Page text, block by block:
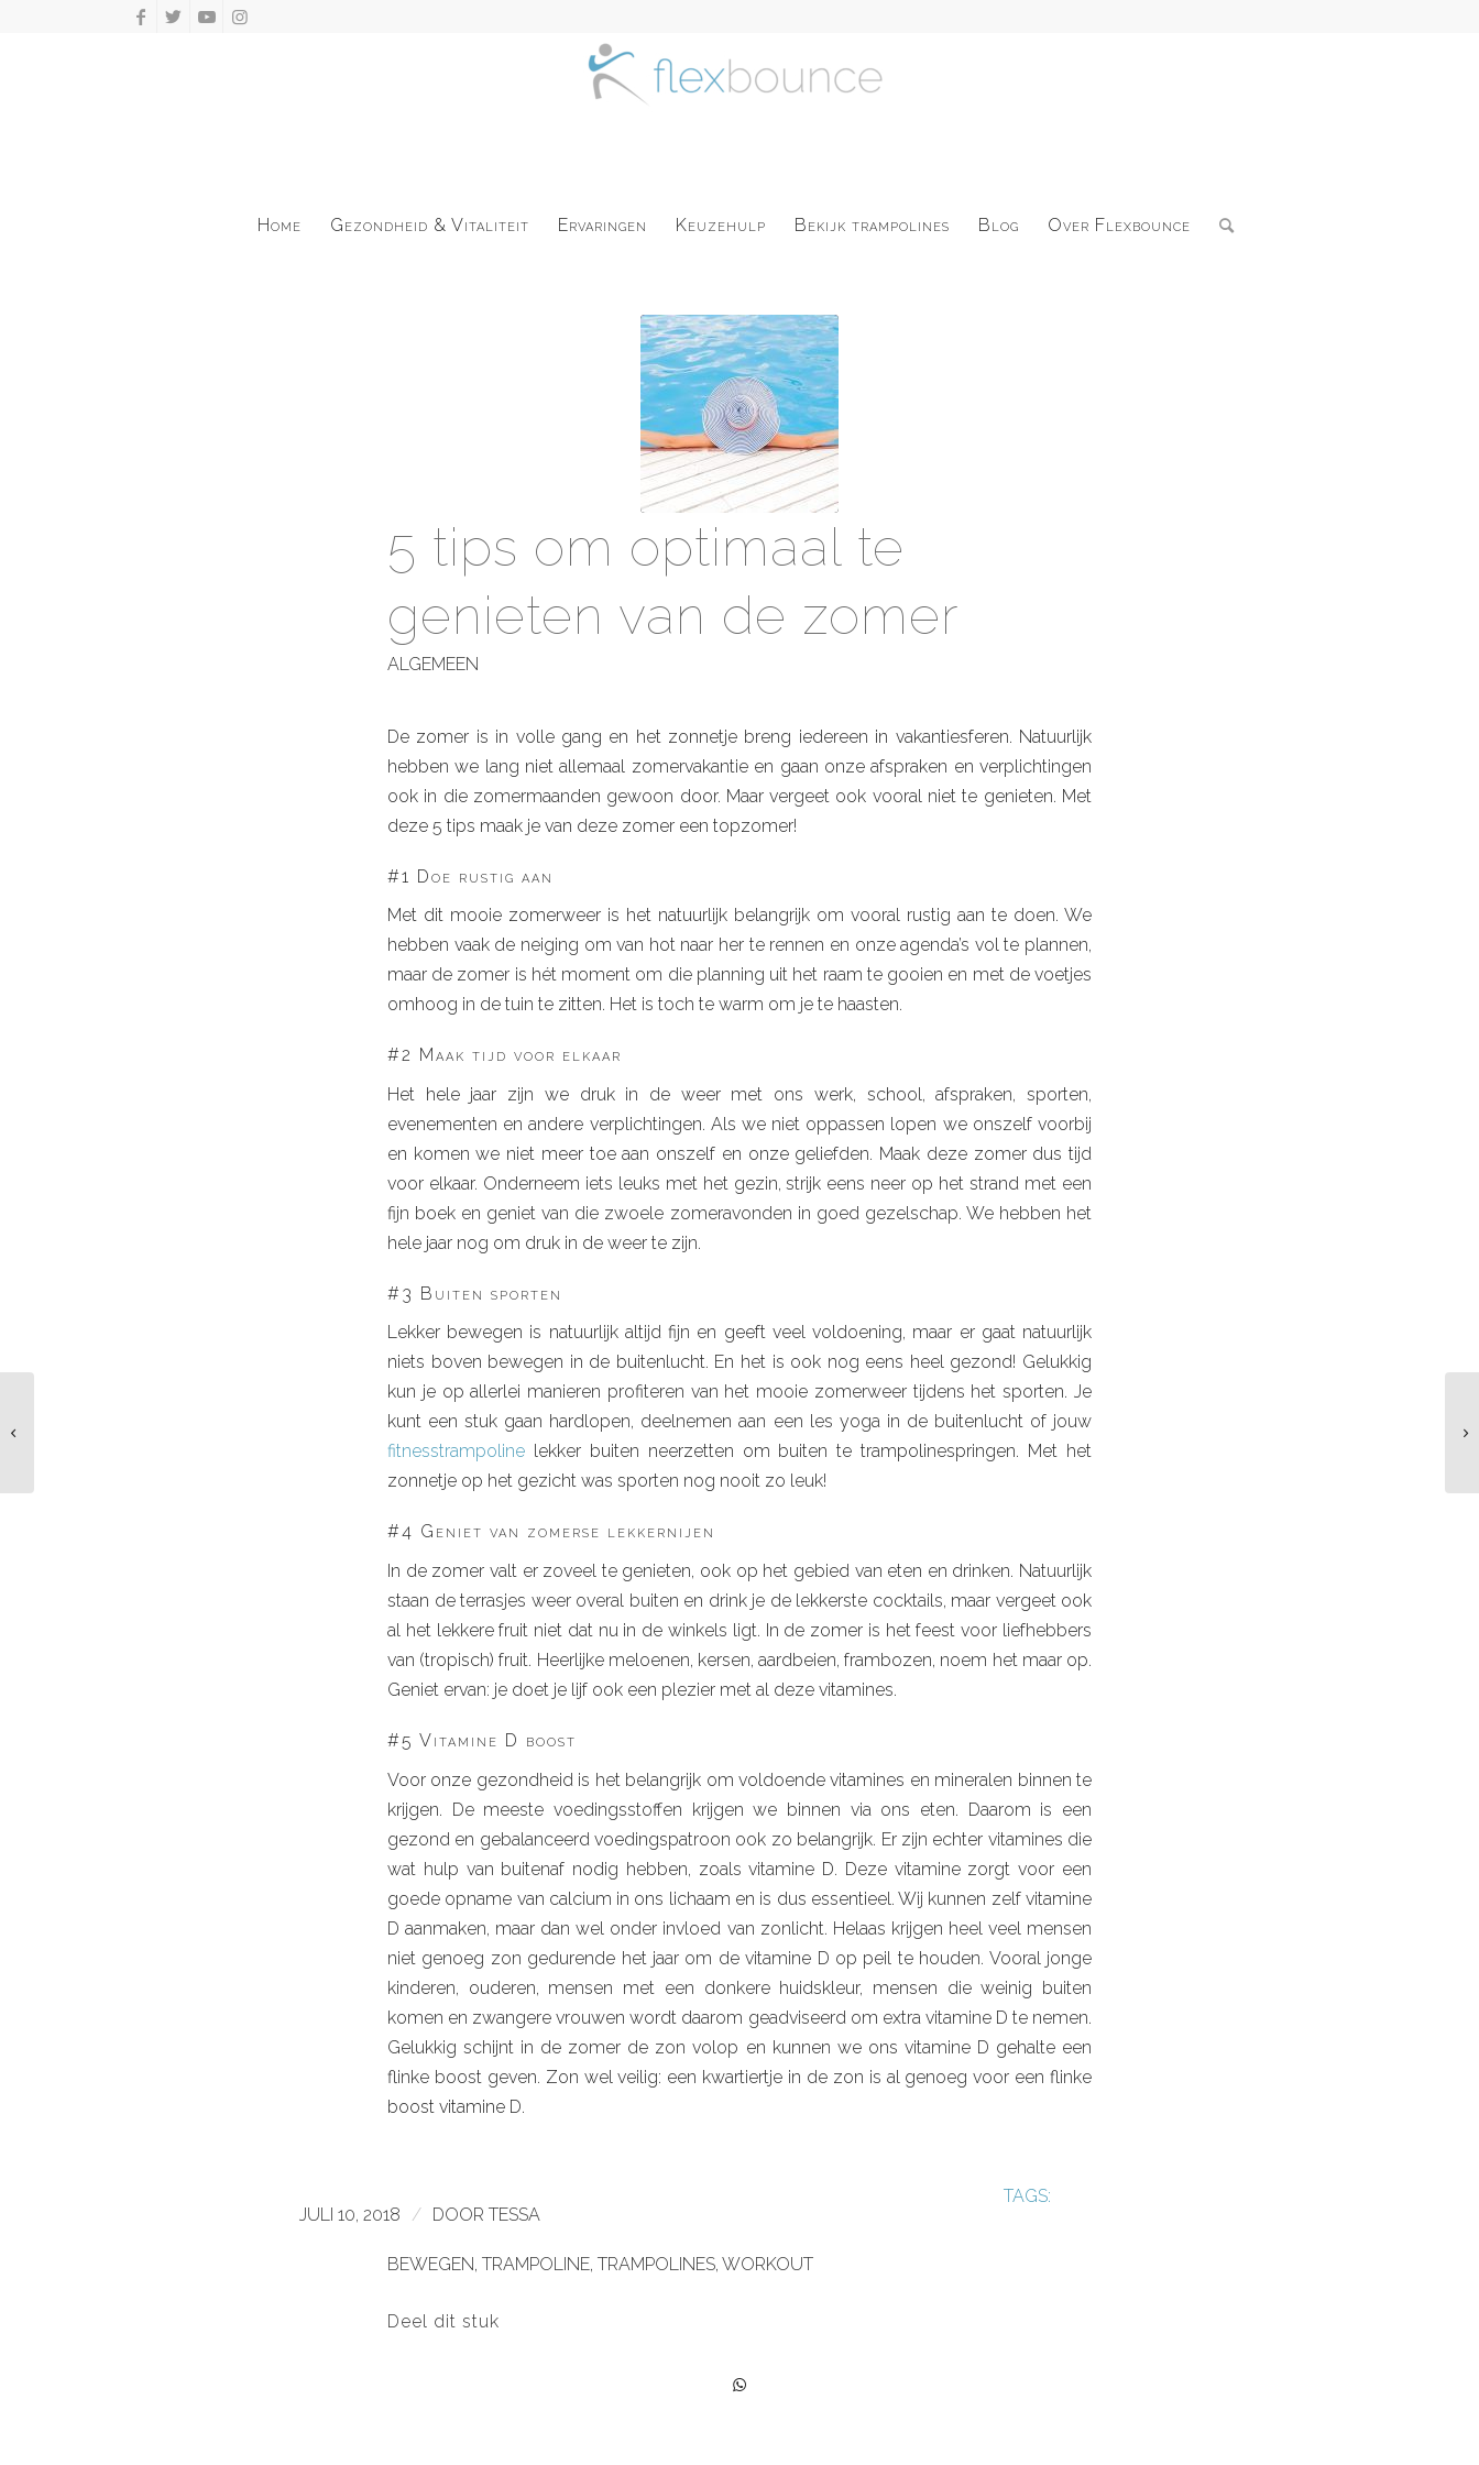
Home Gezondheid & Vitaliteit Ervaringen Keuzehulp Bekijk trampolines Blog Over Flexbounce
5 tips om optimaal te
genieten van de zomer
ALGEMEEN
De zomer is in volle gang en het zonnetje breng iedereen in vakantiesferen. Natuurlijk
hebben we lang niet allemaal zomervakantie en gaan onze afspraken en verplichtingen
ook in die zomermaanden gewoon door. Maar vergeet ook vooral niet te genieten. Met
deze 5 tips maak je van deze zomer een topzomer!
#1 Doe rustig aan
Met dit mooie zomerweer is het natuurlijk belangrijk om vooral rustig aan te doen. We
hebben vaak de neiging om van hot naar her te rennen en onze agenda’s vol te plannen,
maar de zomer is hét moment om die planning uit het raam te gooien en met de voetjes
omhoog in de tuin te zitten. Het is toch te warm om je te haasten.
#2 Maak tijd voor elkaar
Het hele jaar zijn we druk in de weer met ons werk, school, afspraken, sporten,
evenementen en andere verplichtingen. Als we niet oppassen lopen we onszelf voorbij
en komen we niet meer toe aan onszelf en onze geliefden. Maak deze zomer dus tijd
voor elkaar. Onderneem iets leuks met het gezin, strijk eens neer op het strand met een
fijn boek en geniet van die zwoele zomeravonden in goed gezelschap. We hebben het
hele jaar nog om druk in de weer te zijn.
#3 Buiten sporten
Lekker bewegen is natuurlijk altijd fijn en geeft veel voldoening, maar er gaat natuurlijk
niets boven bewegen in de buitenlucht. En het is ook nog eens heel gezond! Gelukkig
kun je op allerlei manieren profiteren van het mooie zomerweer tijdens het sporten. Je
kunt een stuk gaan hardlopen, deelnemen aan een les yoga in de buitenlucht of jouw
fitnesstrampoline lekker buiten neerzetten om buiten te trampolinespringen. Met het
zonnetje op het gezicht was sporten nog nooit zo leuk!
#4 Geniet van zomerse lekkernijen
In de zomer valt er zoveel te genieten, ook op het gebied van eten en drinken. Natuurlijk
staan de terrasjes weer overal buiten en drink je de lekkerste cocktails, maar vergeet ook
al het lekkere fruit niet dat nu in de winkels ligt. In de zomer is het feest voor liefhebbers
van (tropisch) fruit. Heerlijke meloenen, kersen, aardbeien, frambozen, noem het maar op.
Geniet ervan: je doet je lijf ook een plezier met al deze vitamines.
#5 Vitamine D boost
Voor onze gezondheid is het belangrijk om voldoende vitamines en mineralen binnen te
krijgen. De meeste voedingsstoffen krijgen we binnen via ons eten. Daarom is een
gezond en gebalanceerd voedingspatroon ook zo belangrijk. Er zijn echter vitamines die
wat hulp van buitenaf nodig hebben, zoals vitamine D. Deze vitamine zorgt voor een
goede opname van calcium in ons lichaam en is dus essentieel. Wij kunnen zelf vitamine
D aanmaken, maar dan wel onder invloed van zonlicht. Helaas krijgen heel veel mensen
niet genoeg zon gedurende het jaar om de vitamine D op peil te houden. Vooral jonge
kinderen, ouderen, mensen met een donkere huidskleur, mensen die weinig buiten
komen en zwangere vrouwen wordt daarom geadviseerd om extra vitamine D te nemen.
Gelukkig schijnt in de zomer de zon volop en kunnen we ons vitamine D gehalte een
flinke boost geven. Zon wel veilig: een kwartiertje in de zon is al genoeg voor een flinke
boost vitamine D.
JULI 10, 2018 / DOOR TESSA
TAGS:
BEWEGEN, TRAMPOLINE, TRAMPOLINES, WORKOUT
Deel dit stuk